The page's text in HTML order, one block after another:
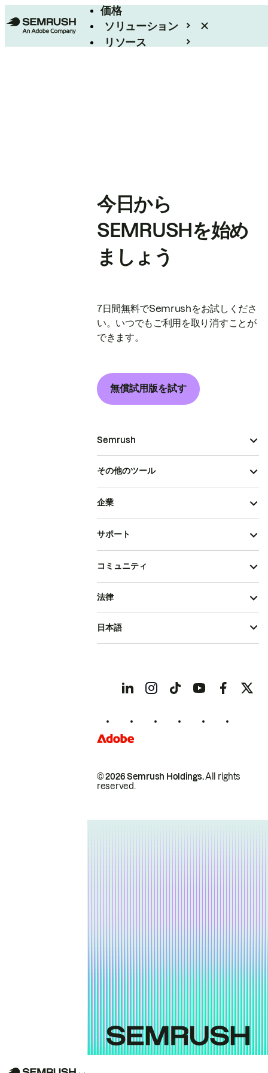
価格
ソリューション
リソース
今日から
SEMRUSHを始め
ましょう
7日間無料でSemrushをお試しくださ
い。いつでもご利用を取り消すことが
できます。
無償試用版を試す
Semrush
その他のツール
企業
サポート
コミュニティ
© 2026 Semrush Holdings.All rights
reserved.
法律
日本語